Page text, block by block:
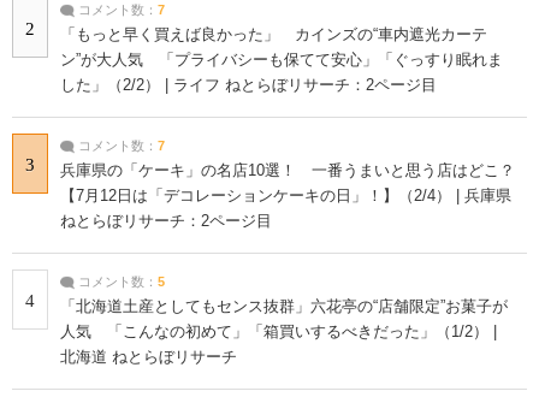
2
コメント数： 7
「もっと早く買えば良かった」 カインズの“車内遮光カーテ
ン”が大人気 「プライバシーも保てて安心」「ぐっすり眠れま
した」（2/2） | ライフ ねとらぼリサーチ：2ページ目
3
コメント数： 7
兵庫県の「ケーキ」の名店10選！ 一番うまいと思う店はどこ？
【7月12日は「デコレーションケーキの日」！】（2/4） | 兵庫県
ねとらぼリサーチ：2ページ目
4
コメント数： 5
「北海道土産としてもセンス抜群」六花亭の“店舗限定”お菓子が
人気 「こんなの初めて」「箱買いするべきだった」（1/2） |
北海道 ねとらぼリサーチ